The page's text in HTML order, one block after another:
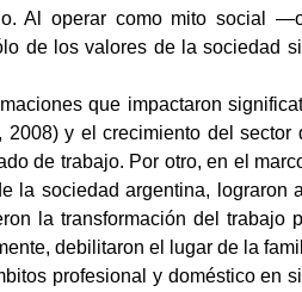
Al operar como mito social
de los valores de la sociedad
que impactaron
y el crecimiento del
de trabajo. Por otro, en el
la sociedad argentina,
la transformación del trabajo
debilitaron el lugar de la
profesional y doméstico en